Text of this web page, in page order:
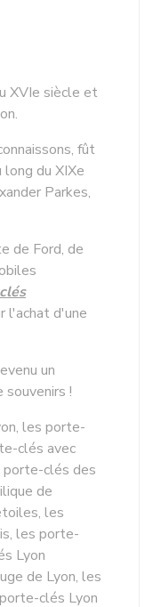
XVIe siècle et
fût
du XIXe
Parkes,
de Ford, de
l'achat d'une
un
souvenirs !
les porte-
clés avec
porte-clés des
de
les
les porte-
Lyon
de Lyon, les
clés Lyon